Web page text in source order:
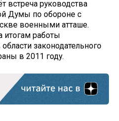
встреча руководства
Думы по обороне с
военными атташе.
итогам работы
законодательного
в 2011 году.